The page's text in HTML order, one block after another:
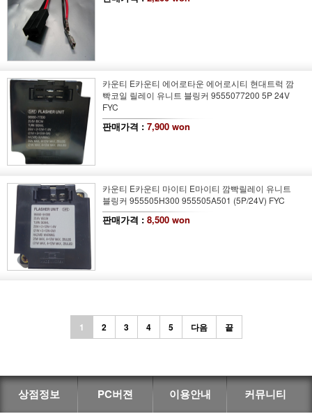
카운티 E카운티 에어로타운 에어로시티 현대트럭 깜
빡코일 릴레이 유니트 블링커 9555077200 5P 24V
FYC
판매가격 : 7,900 won
카운티 E카운티 마이티 E마이티 깜빡릴레이 유니트
블링커 955505H300 955505A501 (5P/24V) FYC
판매가격 : 8,500 won
1 2 3 4 5 다음 끝
상점정보 PC버젼 이용안내 커뮤니티